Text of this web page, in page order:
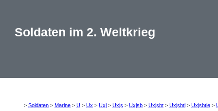
Soldaten im 2. Weltkrieg
> Soldaten > Marine > U > Ux > Uxj > Uxjs > Uxjsb > Uxjsbt > Uxjsbti > Uxjsbtie >